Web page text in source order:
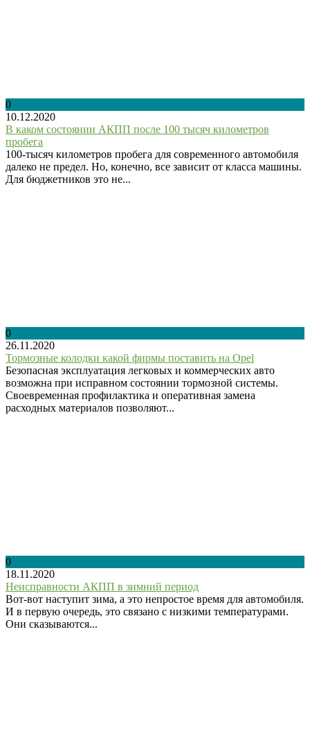
0
10.12.2020
В каком состоянии АКПП после 100 тысяч километров
пробега
100-тысяч километров пробега для современного автомобиля
далеко не предел. Но, конечно, все зависит от класса машины.
Для бюджетников это не...
0
26.11.2020
Тормозные колодки какой фирмы поставить на Opel
Безопасная эксплуатация легковых и коммерческих авто
возможна при исправном состоянии тормозной системы.
Своевременная профилактика и оперативная замена
расходных материалов позволяют...
0
18.11.2020
Неисправности АКПП в зимний период
Вот-вот наступит зима, а это непростое время для автомобиля.
И в первую очередь, это связано с низкими температурами.
Они сказываются...